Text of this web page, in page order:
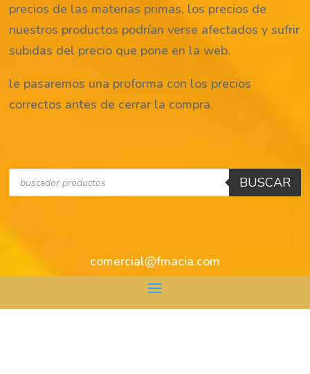
precios de las materias primas, los precios de
nuestros productos podrían verse afectados y sufrir
subidas del precio que pone en la web.
le pasaremos una proforma con los precios
correctos antes de cerrar la compra.
Búsqueda
de
productos
BUSCAR
comercial@fmacia.com